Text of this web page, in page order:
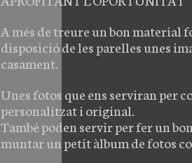
A més de treure un bon material
disposició de les parelles unes
casament.
Unes fotos que ens serviran per
personalitzat i original.
També poden servir per fer un
muntar un petit àlbum de fotos